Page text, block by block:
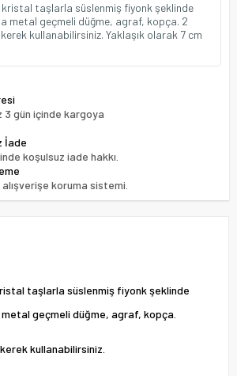
taşlarla süslenmiş fiyonk şeklinde
metal geçmeli düğme, agraf, kopça. 2
kullanabilirsiniz. Yaklaşık olarak 7 cm
3 gün içinde kargoya
İade
koşulsuz iade hakkı.
koruma sistemi.
taşlarla süslenmiş fiyonk şeklinde
geçmeli düğme, agraf, kopça.
kullanabilirsiniz.